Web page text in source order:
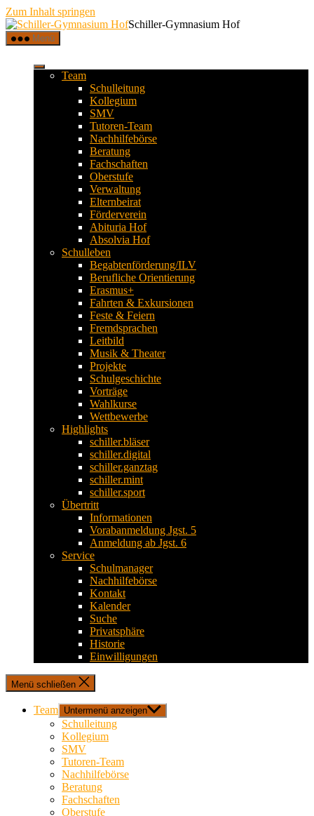
Zum Inhalt springen
Schiller-Gymnasium Hof
Menü
Team
Schulleitung
Kollegium
SMV
Tutoren-Team
Nachhilfebörse
Beratung
Fachschaften
Oberstufe
Verwaltung
Elternbeirat
Förderverein
Abituria Hof
Absolvia Hof
Schulleben
Begabtenförderung/ILV
Berufliche Orientierung
Erasmus+
Fahrten & Exkursionen
Feste & Feiern
Fremdsprachen
Leitbild
Musik & Theater
Projekte
Schulgeschichte
Vorträge
Wahlkurse
Wettbewerbe
Highlights
schiller.bläser
schiller.digital
schiller.ganztag
schiller.mint
schiller.sport
Übertritt
Informationen
Vorabanmeldung Jgst. 5
Anmeldung ab Jgst. 6
Service
Schulmanager
Nachhilfebörse
Kontakt
Kalender
Suche
Privatsphäre
Historie
Einwilligungen
Menü schließen
Team Untermenü anzeigen
Schulleitung
Kollegium
SMV
Tutoren-Team
Nachhilfebörse
Beratung
Fachschaften
Oberstufe